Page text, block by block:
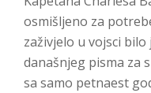
osmišljeno za
zaživjelo u vojsci
današnjeg pisma za
sa samo petnaest